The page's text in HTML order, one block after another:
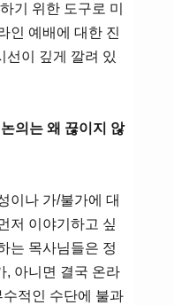
기 위한 도구로 미
인 예배에 대한 진
선이 깊게 깔려 있
의는 왜 끊이지 않
이나 가/불가에 대
저 이야기하고 싶
는 목사님들은 정
, 아니면 결국 온라
적인 수단에 불과